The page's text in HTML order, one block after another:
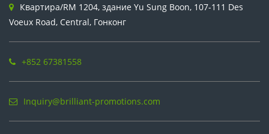
Квартира/RM 1204, здание Yu Sung Boon, 107-111 Des
Voeux Road, Central, Гонконг
+852 67381558
Inquiry@brilliant-promotions.com